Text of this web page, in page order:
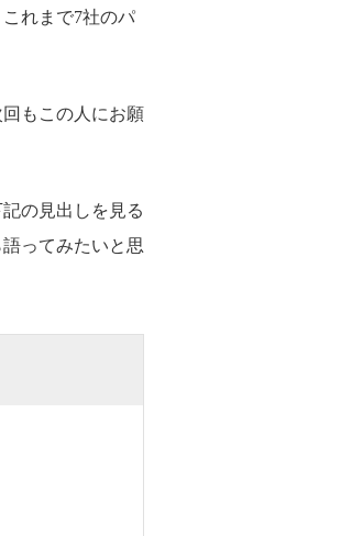
れまで7社のパ
もこの人にお願
の見出しを見る
ってみたいと思